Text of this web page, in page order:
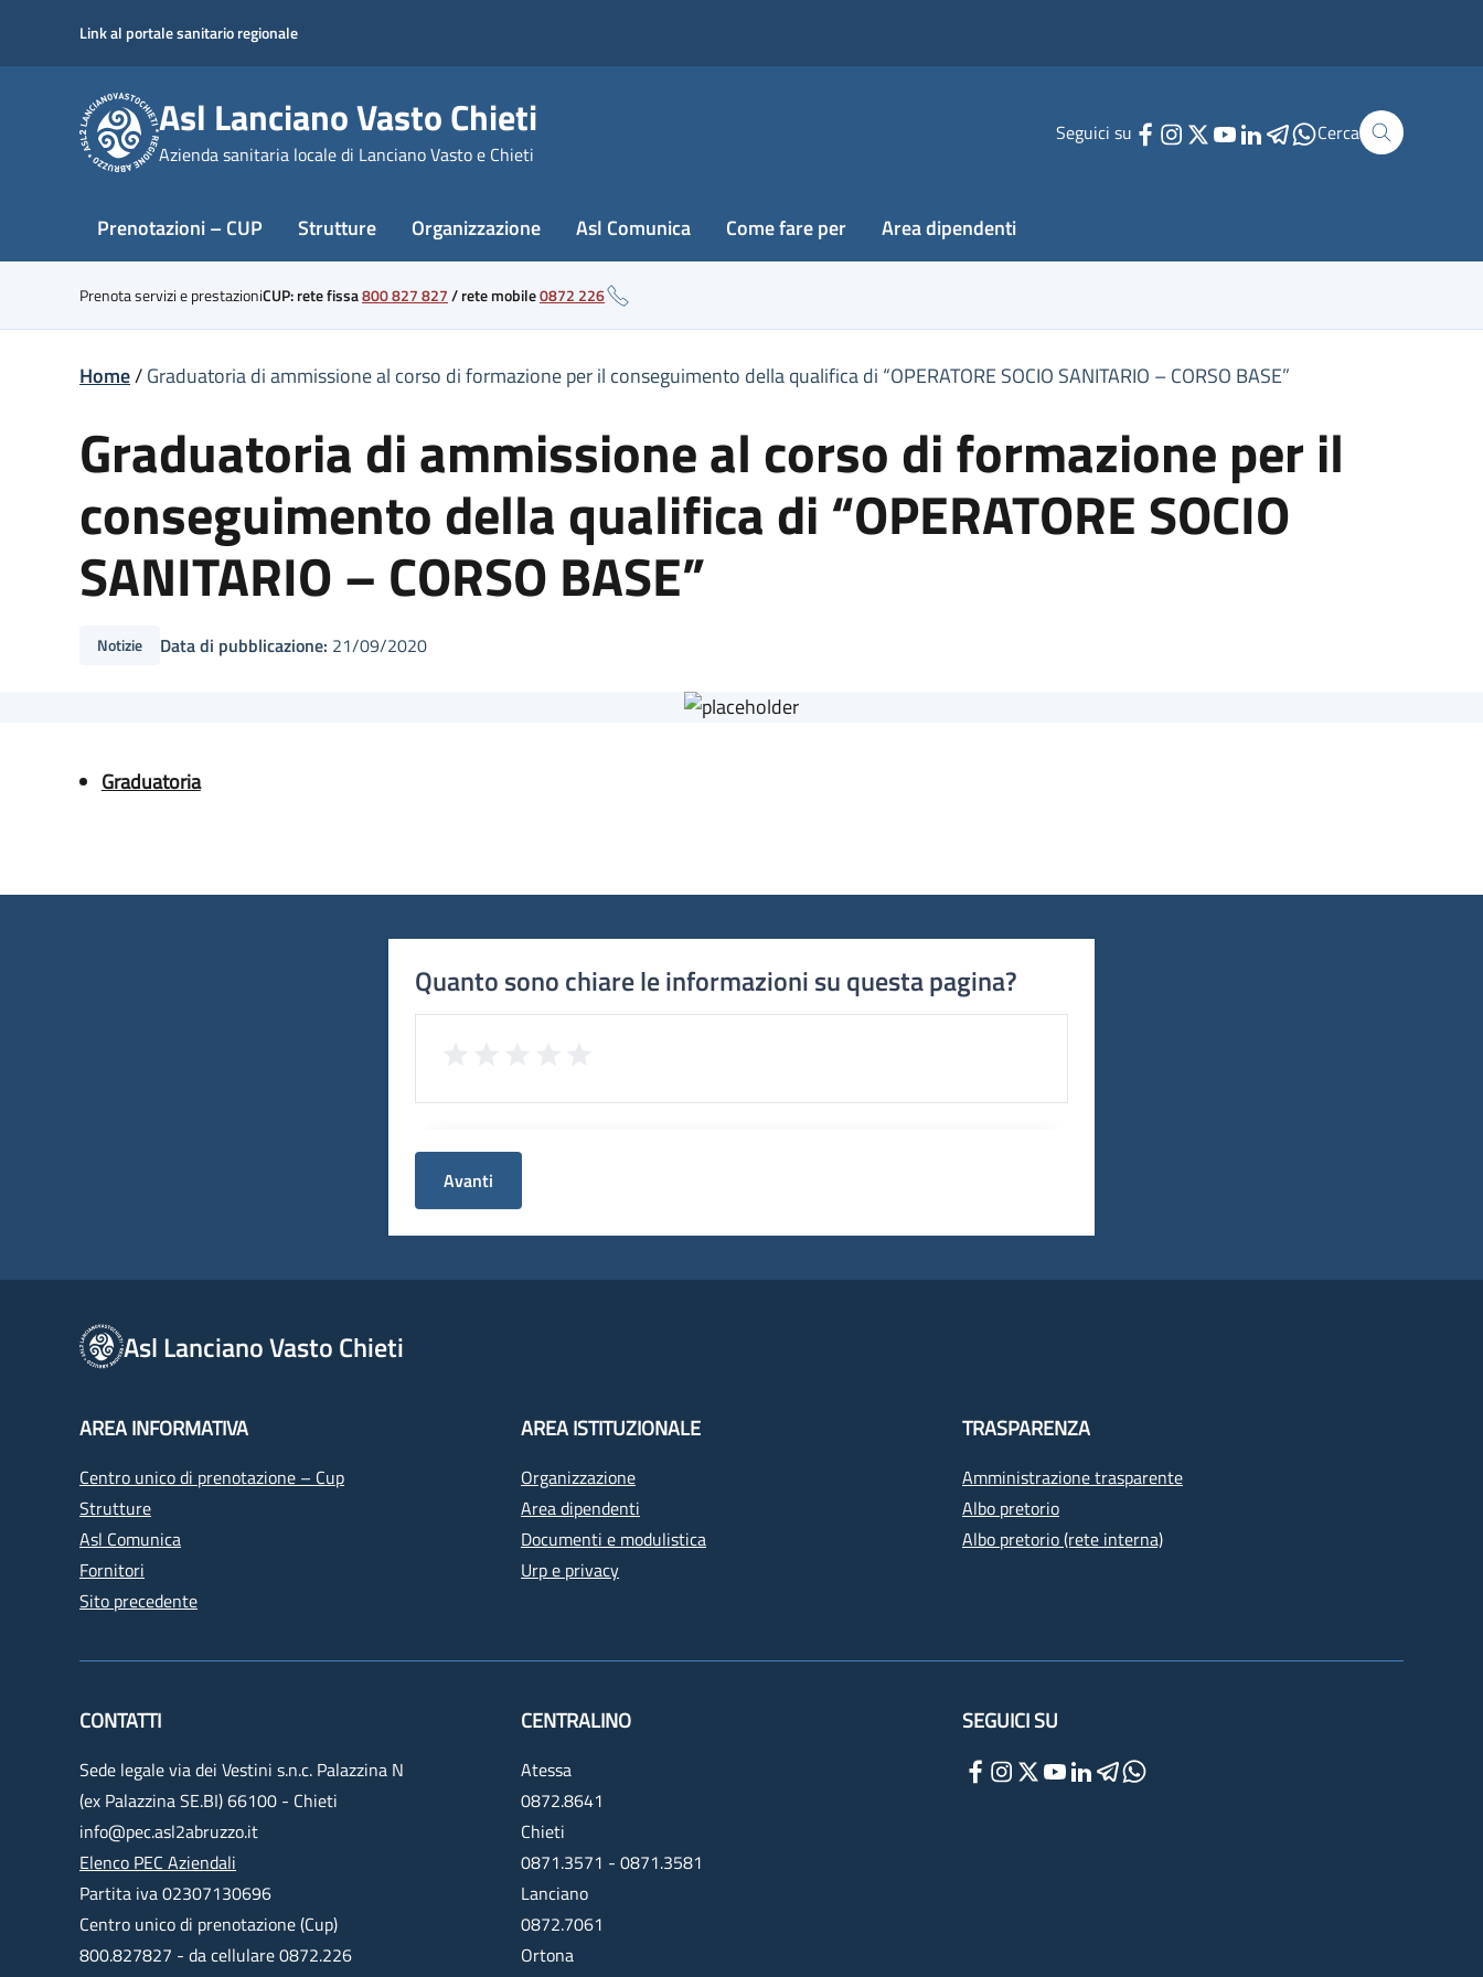
content
Link al portale sanitario regionale
Asl Lanciano Vasto Chieti
Azienda sanitaria locale di Lanciano Vasto e Chieti
Seguici su Cerca
Prenotazioni – CUP Strutture Organizzazione Asl Comunica Come fare per Area dipendenti
Prenota servizi e prestazioniCUP: rete fissa800 827 827/rete mobile0872 226
Home/Graduatoria di ammissione al corso di formazione per il conseguimento della qualifica di “OPERATORE SOCIO SANITARIO – CORSO BASE”
Graduatoria di ammissione al corso di formazione per il
conseguimento della qualifica di “OPERATORE SOCIO
SANITARIO – CORSO BASE”
Notizie Data di pubblicazione: 21/09/2020
Graduatoria
Quanto sono chiare le informazioni su questa pagina?
Avanti
Asl Lanciano Vasto Chieti
AREA INFORMATIVA
Centro unico di prenotazione – Cup
Strutture
Asl Comunica
Fornitori
Sito precedente
AREA ISTITUZIONALE
Organizzazione
Area dipendenti
Documenti e modulistica
Urp e privacy
TRASPARENZA
Amministrazione trasparente
Albo pretorio
Albo pretorio (rete interna)
CONTATTI
Sede legale via dei Vestini s.n.c. Palazzina N
(ex Palazzina SE.BI) 66100 - Chieti
info@pec.asl2abruzzo.it
Elenco PEC Aziendali
Partita iva 02307130696
Centro unico di prenotazione (Cup)
800.827827 - da cellulare 0872.226
CENTRALINO
Atessa
0872.8641
Chieti
0871.3571 - 0871.3581
Lanciano
0872.7061
Ortona
SEGUICI SU